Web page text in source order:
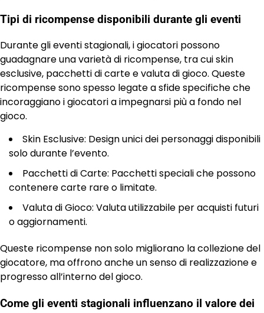
Tipi di ricompense disponibili durante gli eventi
Durante gli eventi stagionali, i giocatori possono
guadagnare una varietà di ricompense, tra cui skin
esclusive, pacchetti di carte e valuta di gioco. Queste
ricompense sono spesso legate a sfide specifiche che
incoraggiano i giocatori a impegnarsi più a fondo nel
gioco.
Skin Esclusive: Design unici dei personaggi disponibili
solo durante l’evento.
Pacchetti di Carte: Pacchetti speciali che possono
contenere carte rare o limitate.
Valuta di Gioco: Valuta utilizzabile per acquisti futuri
o aggiornamenti.
Queste ricompense non solo migliorano la collezione del
giocatore, ma offrono anche un senso di realizzazione e
progresso all’interno del gioco.
Come gli eventi stagionali influenzano il valore dei